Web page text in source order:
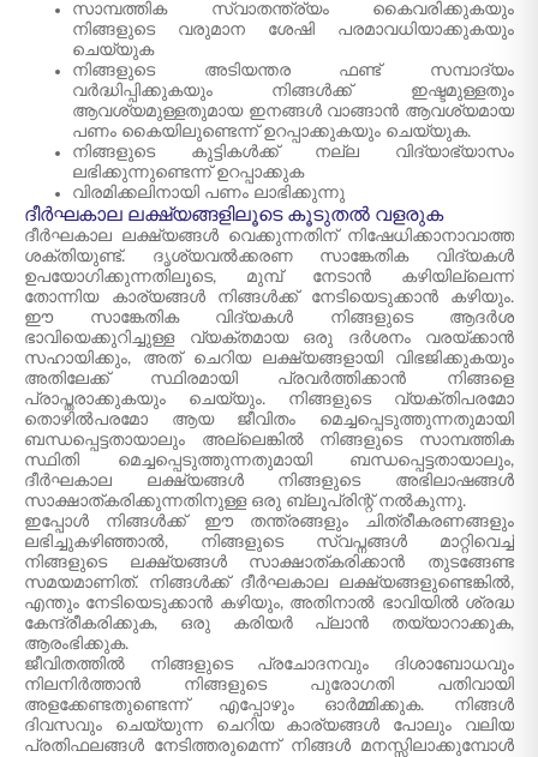
സാമ്പത്തിക സ്വാതന്ത്ര്യം കൈവരിക്കുകയും
നിങ്ങളുടെ വരുമാന ശേഷി പരമാവധിയാക്കുകയും
ചെയ്യുക
നിങ്ങളുടെ അടിയന്തര ഫണ്ട് സമ്പാദ്യം
വർദ്ധിപ്പിക്കുകയും നിങ്ങൾക്ക് ഇഷ്ടമുള്ളതും
ആവശ്യമുള്ളതുമായ ഇനങ്ങൾ വാങ്ങാൻ ആവശ്യമായ
പണം കൈയിലുണ്ടെന്ന് ഉറപ്പാക്കുകയും ചെയ്യുക.
നിങ്ങളുടെ കുട്ടികൾക്ക് നല്ല വിദ്യാഭ്യാസം
ലഭിക്കുന്നുണ്ടെന്ന് ഉറപ്പാക്കുക
വിരമിക്കലിനായി പണം ലാഭിക്കുന്നു
ദീർഘകാല ലക്ഷ്യങ്ങളിലൂടെ കൂടുതൽ വളരുക
ദീർഘകാല ലക്ഷ്യങ്ങൾ വെക്കുന്നതിന് നിഷേധിക്കാനാവാത്ത
ശക്തിയുണ്ട്. ദൃശ്യവൽക്കരണ സാങ്കേതിക വിദ്യകൾ
ഉപയോഗിക്കുന്നതിലൂടെ, മുമ്പ് നേടാൻ കഴിയില്ലെന്ന്
തോന്നിയ കാര്യങ്ങൾ നിങ്ങൾക്ക് നേടിയെടുക്കാൻ കഴിയും.
ഈ സാങ്കേതിക വിദ്യകൾ നിങ്ങളുടെ ആദർശ
ഭാവിയെക്കുറിച്ചുള്ള വ്യക്തമായ ഒരു ദർശനം വരയ്ക്കാൻ
സഹായിക്കും, അത് ചെറിയ ലക്ഷ്യങ്ങളായി വിഭജിക്കുകയും
അതിലേക്ക് സ്ഥിരമായി പ്രവർത്തിക്കാൻ നിങ്ങളെ
പ്രാപ്തരാക്കുകയും ചെയ്യും. നിങ്ങളുടെ വ്യക്തിപരമോ
തൊഴിൽപരമോ ആയ ജീവിതം മെച്ചപ്പെടുത്തുന്നതുമായി
ബന്ധപ്പെട്ടതായാലും അല്ലെങ്കിൽ നിങ്ങളുടെ സാമ്പത്തിക
സ്ഥിതി മെച്ചപ്പെടുത്തുന്നതുമായി ബന്ധപ്പെട്ടതായാലും,
ദീർഘകാല ലക്ഷ്യങ്ങൾ നിങ്ങളുടെ അഭിലാഷങ്ങൾ
സാക്ഷാത്കരിക്കുന്നതിനുള്ള ഒരു ബ്ലൂപ്രിന്റ് നൽകുന്നു.
ഇപ്പോൾ നിങ്ങൾക്ക് ഈ തന്ത്രങ്ങളും ചിത്രീകരണങ്ങളും
ലഭിച്ചുകഴിഞ്ഞാൽ, നിങ്ങളുടെ സ്വപ്നങ്ങൾ മാറ്റിവെച്ച്
നിങ്ങളുടെ ലക്ഷ്യങ്ങൾ സാക്ഷാത്കരിക്കാൻ തുടങ്ങേണ്ട
സമയമാണിത്. നിങ്ങൾക്ക് ദീർഘകാല ലക്ഷ്യങ്ങളുണ്ടെങ്കിൽ,
എന്തും നേടിയെടുക്കാൻ കഴിയും, അതിനാൽ ഭാവിയിൽ ശ്രദ്ധ
കേന്ദ്രീകരിക്കുക, ഒരു കരിയർ പ്ലാൻ തയ്യാറാക്കുക,
ആരംഭിക്കുക.
ജീവിതത്തിൽ നിങ്ങളുടെ പ്രചോദനവും ദിശാബോധവും
നിലനിർത്താൻ നിങ്ങളുടെ പുരോഗതി പതിവായി
അളക്കേണ്ടതുണ്ടെന്ന് എപ്പോഴും ഓർമ്മിക്കുക. നിങ്ങൾ
ദിവസവും ചെയ്യുന്ന ചെറിയ കാര്യങ്ങൾ പോലും വലിയ
പ്രതിഫലങ്ങൾ നേടിത്തരുമെന്ന് നിങ്ങൾ മനസ്സിലാക്കുമ്പോൾ